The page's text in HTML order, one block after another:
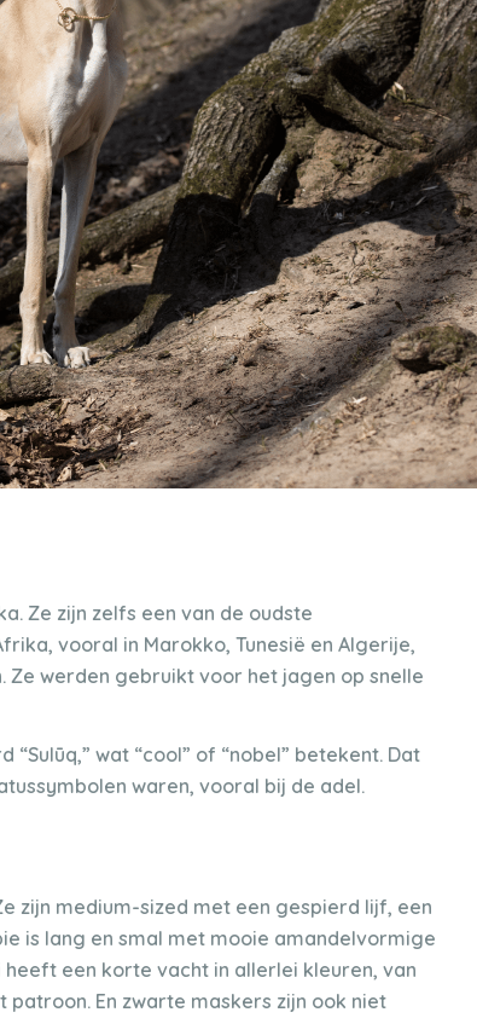
Ze zijn zelfs een van de oudste
vooral in Marokko, Tunesië en Algerije,
Ze werden gebruikt voor het jagen op snelle
wat “cool” of “nobel” betekent. Dat
waren, vooral bij de adel.
zijn medium-sized met een gespierd lijf, een
is lang en smal met mooie amandelvormige
een korte vacht in allerlei kleuren, van
En zwarte maskers zijn ook niet